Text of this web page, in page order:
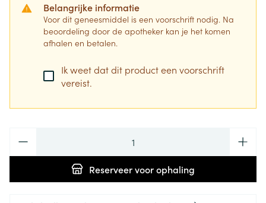
Belangrijke informatie
Voor dit geneesmiddel is een voorschrift nodig. Na
beoordeling door de apotheker kan je het komen
afhalen en betalen.
Ik weet dat dit product een voorschrift
vereist.
Reserveervoor ophaling